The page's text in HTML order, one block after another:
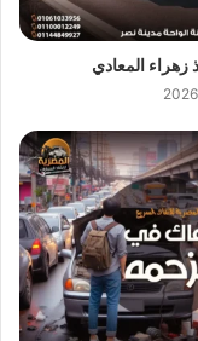
ونقدم خدماتنا بارخص
على اتم
النهار او الليل
في الاسماعيلية
زهراء المعادي